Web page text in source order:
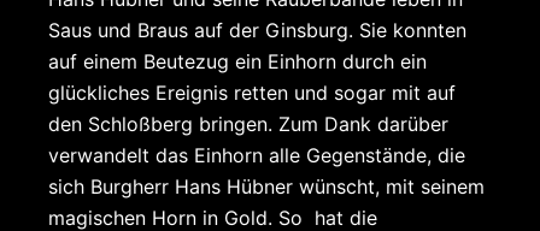
Saus und Braus auf der Ginsburg. Sie konnten
auf einem Beutezug ein Einhorn durch ein
glückliches Ereignis retten und sogar mit auf
den Schloßberg bringen. Zum Dank darüber
verwandelt das Einhorn alle Gegenstände, die
sich Burgherr Hans Hübner wünscht, mit seinem
magischen Horn in Gold. So hat die